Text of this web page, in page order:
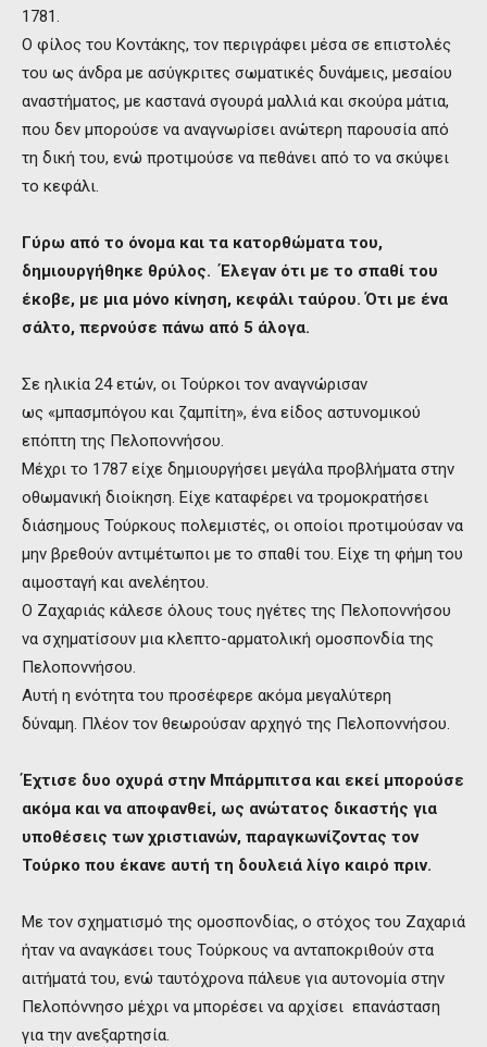
1781.
Ο φίλος του Κοντάκης, τον περιγράφει μέσα σε επιστολές
του ως άνδρα με ασύγκριτες σωματικές δυνάμεις, μεσαίου
αναστήματος, με καστανά σγουρά μαλλιά και σκούρα μάτια,
που δεν μπορούσε να αναγνωρίσει ανώτερη παρουσία από
τη δική του, ενώ προτιμούσε να πεθάνει από το να σκύψει
το κεφάλι.
Γύρω από το όνομα και τα κατορθώματα του,
δημιουργήθηκε θρύλος. Έλεγαν ότι με το σπαθί του
έκοβε, με μια μόνο κίνηση, κεφάλι ταύρου.Ότι με ένα
σάλτο, περνούσε πάνω από 5 άλογα.
Σε ηλικία 24 ετών, οι Τούρκοι τον αναγνώρισαν
ως «μπασμπόγου και ζαμπίτη», ένα είδος αστυνομικού
επόπτη της Πελοποννήσου.
Μέχρι το 1787 είχε δημιουργήσει μεγάλα προβλήματα στην
οθωμανική διοίκηση. Είχε καταφέρει να τρομοκρατήσει
διάσημους Τούρκους πολεμιστές, οι οποίοι προτιμούσαν να
μην βρεθούν αντιμέτωποι με το σπαθί του. Είχε τη φήμη του
αιμοσταγή και ανελέητου.
Ο Ζαχαριάς κάλεσε όλους τους ηγέτες της Πελοποννήσου
να σχηματίσουν μια κλεπτο-αρματολική ομοσπονδία της
Πελοποννήσου.
Αυτή η ενότητα του προσέφερε ακόμα μεγαλύτερη
δύναμη. Πλέον τον θεωρούσαν αρχηγό της Πελοποννήσου.
Έχτισε δυο οχυρά στην Μπάρμπιτσα και εκεί μπορούσε
ακόμα και να αποφανθεί, ως ανώτατος δικαστής για
υποθέσεις των χριστιανών, παραγκωνίζοντας τον
Τούρκο που έκανε αυτή τη δουλειά λίγο καιρό πριν.
Με τον σχηματισμό της ομοσπονδίας, ο στόχος του Ζαχαριά
ήταν να αναγκάσει τους Τούρκους να ανταποκριθούν στα
αιτήματά του, ενώ ταυτόχρονα πάλευε για αυτονομία στην
Πελοπόννησο μέχρι να μπορέσει να αρχίσει επανάσταση
για την ανεξαρτησία.